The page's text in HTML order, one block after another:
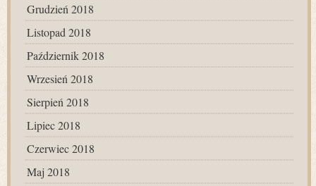
Grudzień 2018
Listopad 2018
Październik 2018
Wrzesień 2018
Sierpień 2018
Lipiec 2018
Czerwiec 2018
Maj 2018